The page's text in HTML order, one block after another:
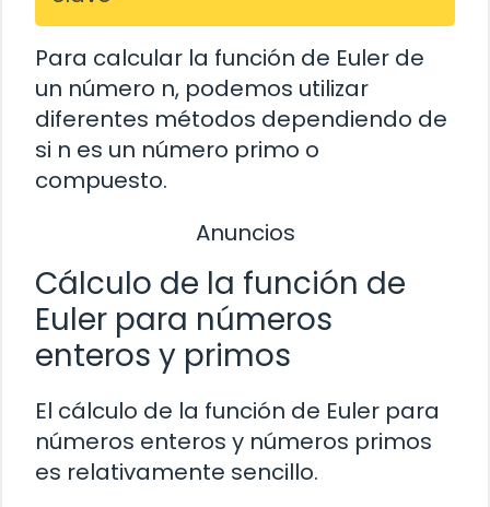
Para calcular la función de Euler de
un número n, podemos utilizar
diferentes métodos dependiendo de
si n es un número primo o
compuesto.
Anuncios
Cálculo de la función de
Euler para números
enteros y primos
El cálculo de la función de Euler para
números enteros y números primos
es relativamente sencillo.